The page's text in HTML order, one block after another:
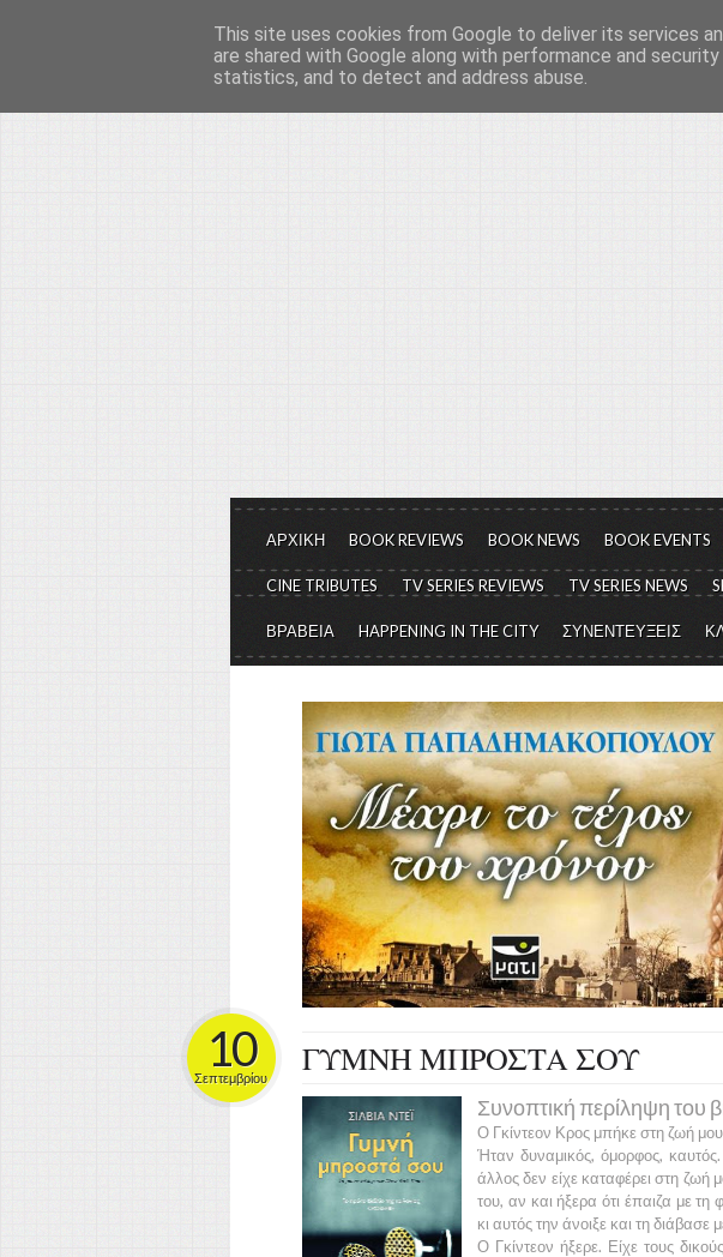
Το μεγαλείο των Τεχνών...
Είμαστε πάντα εδώ για να μιλάμε για τον πολιτισμό,
ΑΡΧΙΚΗ BOOK REVIEWS BOOK NEWS BOOK EVENTS
CINE TRIBUTES TV SERIES REVIEWS TV SERIES NEWS
ΒΡΑΒΕΙΑ HAPPENING IN THE CITY ΣΥΝΕΝΤΕΥΞΕΙΣ
ΓΥΜΝΗ ΜΠΡΟΣΤΑ ΣΟΥ
10
Σεπτεμβρίου
Συνοπτική περίληψη του
Ο Γκίντεον Κρος μπήκε στη ζωή
Ήταν δυναμικός, όμορφος,
άλλος δεν είχε καταφέρει στη ζωή
του, αν και ήξερα ότι έπαιζα με
κι αυτός την άνοιξε και τη διάβασε
Ο Γκίντεον ήξερε. Είχε τους
This site uses cookies from Google to deliver its services
are shared with Google along with performance and
statistics, and to detect and address abuse.